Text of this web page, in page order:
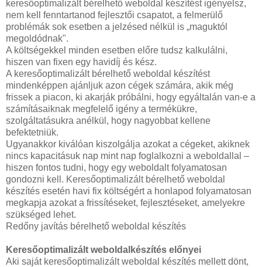
keresőoptimalizált bérelhető weboldal készítést igényelsz,
nem kell fenntartanod fejlesztői csapatot, a felmerülő
problémák sok esetben a jelzésed nélkül is „maguktól
megoldódnak".
A költségekkel minden esetben előre tudsz kalkulálni,
hiszen van fixen egy havidíj és kész.
A keresőoptimalizált bérelhető weboldal készítést
mindenképpen ajánljuk azon cégek számára, akik még
frissek a piacon, ki akarják próbálni, hogy egyáltalán van-e a
számításaiknak megfelelő igény a termékükre,
szolgáltatásukra anélkül, hogy nagyobbat kellene
befektetniük.
Ugyanakkor kiválóan kiszolgálja azokat a cégeket, akiknek
nincs kapacitásuk nap mint nap foglalkozni a weboldallal –
hiszen fontos tudni, hogy egy weboldalt folyamatosan
gondozni kell. Keresőoptimalizált bérelhető weboldal
készítés esetén havi fix költségért a honlapod folyamatosan
megkapja azokat a frissítéseket, fejlesztéseket, amelyekre
szükséged lehet.
Redőny javítás bérelhető weboldal készítés
Keresőoptimalizált weboldalkészítés előnyei
Aki saját keresőoptimalizált weboldal készítés mellett dönt,